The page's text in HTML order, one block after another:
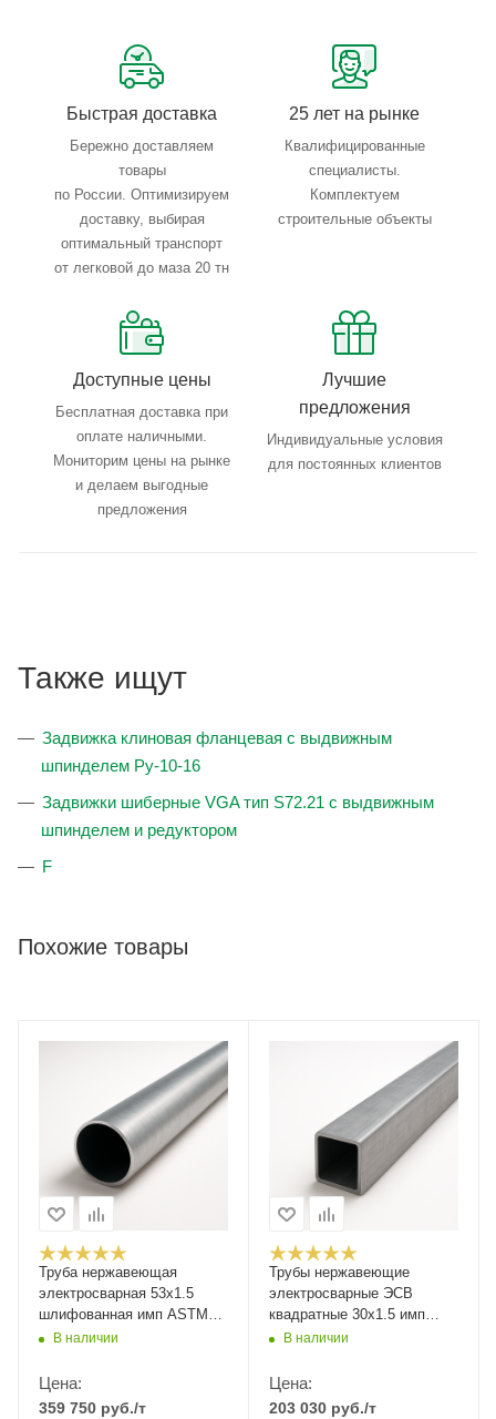
Тройной весовой контроль: въезд, погрузка, выезд
Быстрая доставка
Бережно доставляем
товары
по России. Оптимизируем
доставку, выбирая
оптимальный транспорт
от легковой до маза 20 тн
25 лет на рынке
Квалифицированные
специалисты.
Комплектуем
строительные объекты
Доступные цены
Бесплатная доставка при
оплате наличными.
Мониторим цены на рынке
и делаем выгодные
предложения
Лучшие
предложения
Индивидуальные условия
для постоянных клиентов
Также ищут
Задвижка клиновая фланцевая с выдвижным
шпинделем Ру-10-16
Задвижки шиберные VGA тип S72.21 с выдвижным
шпинделем и редуктором
F
Похожие товары
Труба нержавеющая
электросварная 53x1.5
шлифованная имп ASTM
A554В наличии
Цена:
359 750 руб./т
Трубы нержавеющие
электросварные ЭСВ
квадратные 30х1.5 имп
ASTM A554, длина 6 м,
В наличии
Цена:
203 030 руб./т